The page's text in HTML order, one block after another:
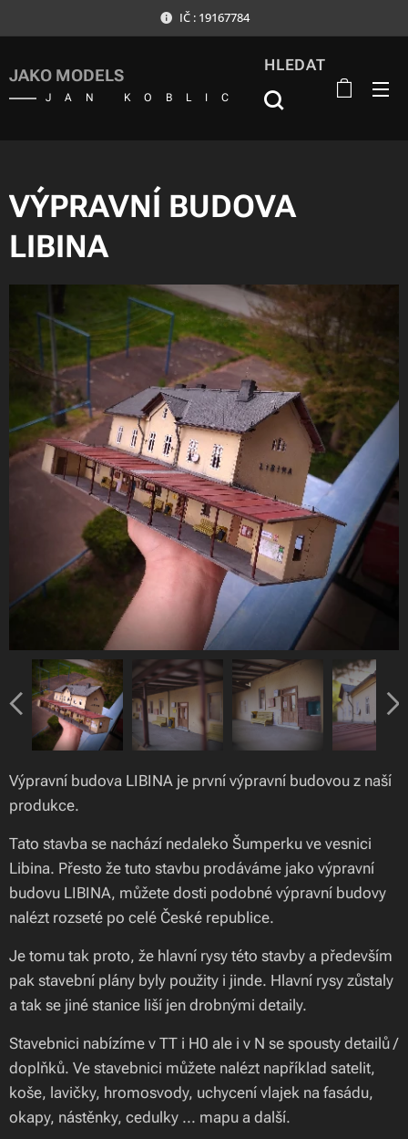
IČ : 19167784
JAKO MODELS
JAN KOBLIC
HLEDAT
VÝPRAVNÍ BUDOVA
LIBINA
Výpravní budova LIBINA je první výpravní budovou z naší
produkce.
Tato stavba se nachází nedaleko Šumperku ve vesnici
Libina. Přesto že tuto stavbu prodáváme jako výpravní
budovu LIBINA, můžete dosti podobné výpravní budovy
nalézt rozseté po celé České republice.
Je tomu tak proto, že hlavní rysy této stavby a především
pak stavební plány byly použity i jinde. Hlavní rysy zůstaly
a tak se jiné stanice liší jen drobnými detaily.
Stavebnici nabízíme v TT i H0 ale i v N se spousty detailů /
doplňků. Ve stavebnici můžete nalézt například satelit,
koše, lavičky, hromosvody, uchycení vlajek na fasádu,
okapy, nástěnky, cedulky ... mapu a další.